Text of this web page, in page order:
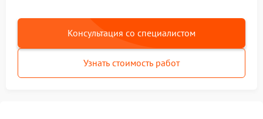
Консультация со специалистом
Узнать стоимость работ